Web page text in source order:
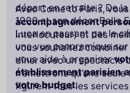
départ en retraite ? De
1900 et son décor Belle
Luca en passant par le
une vue panoramique
vous aide à organiser
établissement parisien
votre budget.
Avec Come to Paris,
accompagnement
interlocuteur) et des
vous souhaitez
dîner avec un spectacle
n’émettrons qu’une
figurent tous les services